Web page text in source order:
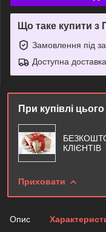
Що таке купити з
Замовлення під
Доступна доставка
При купівлі
КЛІЄНТІВ
Приховати
Опис